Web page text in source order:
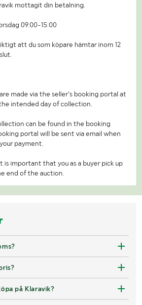
mottagit din betalning.
09:00-15:00
att du som köpare hämtar inom 12
made via the seller's booking portal at
intended day of collection.
can be found in the booking
portal will be sent via email when
payment.
is important that you as a buyer pick up
end of the auction.
på Klaravik?